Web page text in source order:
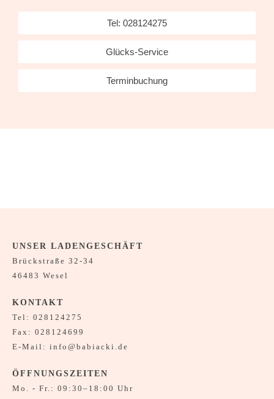
Tel: 028124275
Glücks-Service
Terminbuchung
UNSER LADENGESCHÄFT
Brückstraße 32-34
46483 Wesel
KONTAKT
Tel: 028124275
Fax: 028124699
E-Mail: info@babiacki.de
ÖFFNUNGSZEITEN
Mo. - Fr.: 09:30–18:00 Uhr